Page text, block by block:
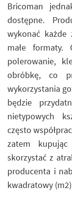
Bricoman
dostępne.
wykonać
małe formaty.
polerowanie,
obróbkę, co
wykorzystania
będzie
nietypowych
często
zatem
skorzystać z
producenta i
kwadratowy